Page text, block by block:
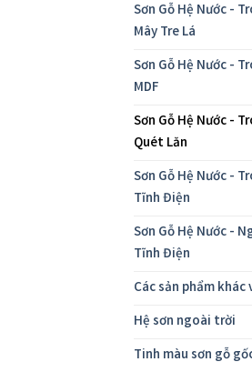
Sơn Gỗ Hệ Nước -
Mây Tre Lá
Sơn Gỗ Hệ Nước -
MDF
Sơn Gỗ Hệ Nước -
Quét Lăn
Sơn Gỗ Hệ Nước -
Tĩnh Điện
Sơn Gỗ Hệ Nước -
Tĩnh Điện
Các sản phẩm khác
Hệ sơn ngoài trời
Tinh màu sơn gỗ